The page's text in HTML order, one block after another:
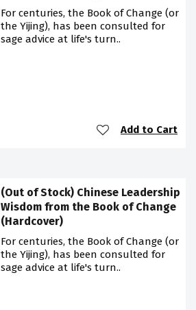
For centuries, the Book of Change (or
the Yijing), has been consulted for
sage advice at life's turn..
Add to Cart
(Out of Stock) Chinese Leadership
Wisdom from the Book of Change
(Hardcover)
For centuries, the Book of Change (or
the Yijing), has been consulted for
sage advice at life's turn..